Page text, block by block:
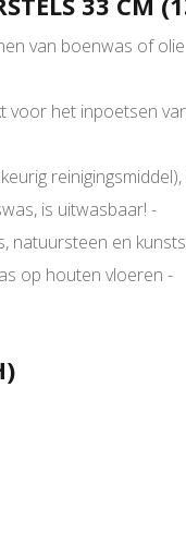
van boenwas of olie
voor het inpoetsen
is uitwasbaar! -
natuursteen en
op houten vloeren -